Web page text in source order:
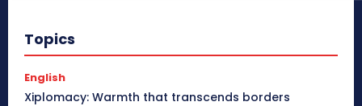
Topics
English
Xiplomacy: Warmth that transcends borders